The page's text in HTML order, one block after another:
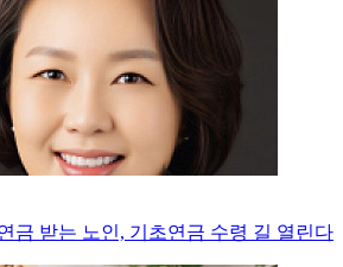
금 받는 노인, 기초연금 수령 길 열린다